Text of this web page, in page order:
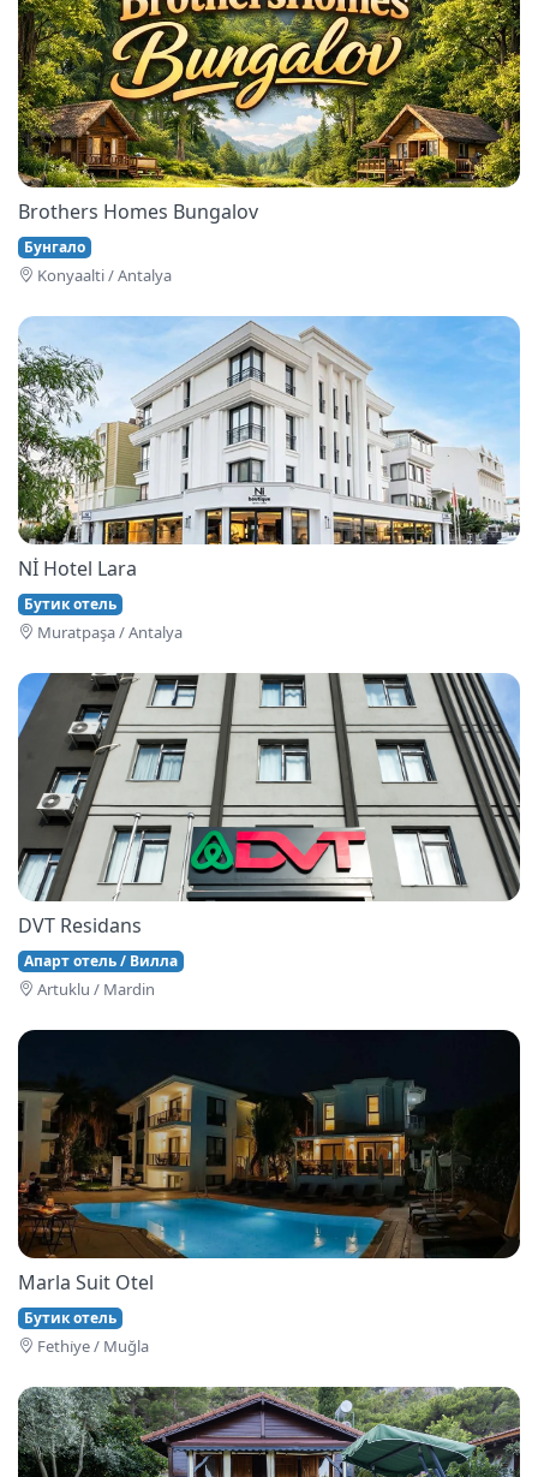
Brothers Homes Bungalov
Бунгало
Konyaalti / Antalya
Nİ Hotel Lara
Бутик отель
Muratpaşa / Antalya
DVT Residans
Апарт отель / Вилла
Artuklu / Mardin
Marla Suit Otel
Бутик отель
Fethi̇ye / Muğla